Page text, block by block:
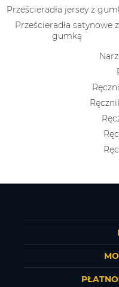
Prześcieradła jersey z
Prześcieradła satynowe z
gumką